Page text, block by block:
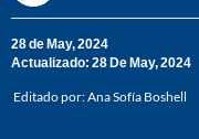
28 de May, 2024
Actualizado: 28 De May, 2024
Editado por:Ana Sofía Boshell